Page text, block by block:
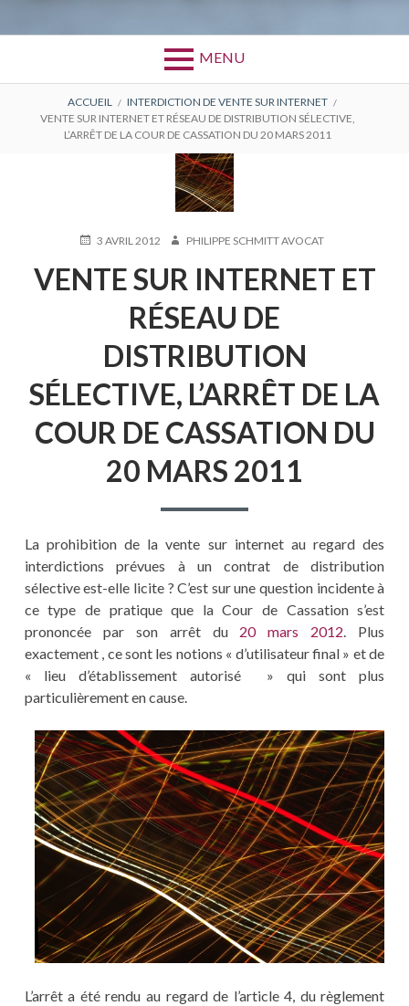
MENU
FIL
D'ARIANE
ACCUEIL
INTERDICTION DE VENTE SUR INTERNET
VENTE SUR INTERNET ET RÉSEAU DE DISTRIBUTION SÉLECTIVE,
L’ARRÊT DE LA COUR DE CASSATION DU 20 MARS 2011
PUBLIÉ3 AVRIL 2012 AUTEURPHILIPPE SCHMITT AVOCAT
VENTE SUR INTERNET ET
RÉSEAU DE
DISTRIBUTION
SÉLECTIVE, L’ARRÊT DE LA
COUR DE CASSATION DU
20 MARS 2011
La prohibition de la vente sur internet au regard des
interdictions prévues à un contrat de distribution
sélective est-elle licite ? C’est sur une question incidente à
ce type de pratique que la Cour de Cassation s’est
prononcée par son arrêt du 20 mars 2012. Plus
exactement , ce sont les notions « d’utilisateur final » et de
« lieu d’établissement autorisé » qui sont plus
particulièrement en cause.
L’arrêt a été rendu au regard de l’article 4, du règlement